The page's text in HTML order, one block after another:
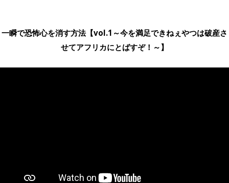
一瞬で恐怖心を消す方法【vol.1～今を満足できねぇやつは破産さ
せてアフリカにとばすぞ！～】